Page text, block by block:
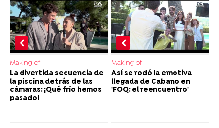
Making of
La divertida secuencia de
la piscina detrás de las
cámaras: ¡Qué frío hemos
pasado!
Making of
Así se rodó la emotiva
llegada de Cabano en
'FOQ: el reencuentro'